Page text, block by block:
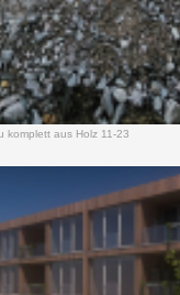
komplett aus Holz 11-23